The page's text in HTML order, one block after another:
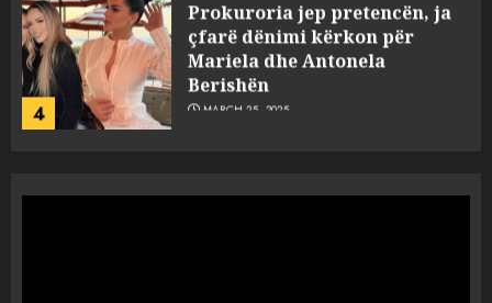
4
Prokuroria jep pretencën, ja
çfarë dënimi kërkon për
Mariela dhe Antonela
Berishën
MARCH 25, 2025